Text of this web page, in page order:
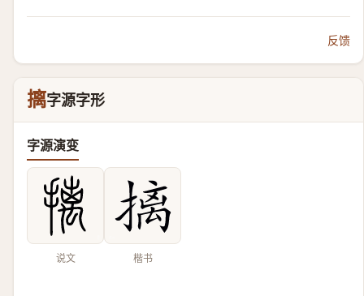
反馈
摛字源字形
字源演变
说文 楷书